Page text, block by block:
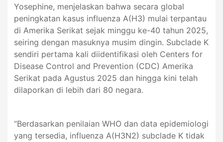
Yosephine, menjelaskan bahwa secara global
peningkatan kasus influenza A(H3) mulai terpantau
di Amerika Serikat sejak minggu ke-40 tahun 2025,
seiring dengan masuknya musim dingin. Subclade K
sendiri pertama kali diidentifikasi oleh Centers for
Disease Control and Prevention (CDC) Amerika
Serikat pada Agustus 2025 dan hingga kini telah
dilaporkan di lebih dari 80 negara.
“Berdasarkan penilaian WHO dan data epidemiologi
yang tersedia, influenza A(H3N2) subclade K tidak